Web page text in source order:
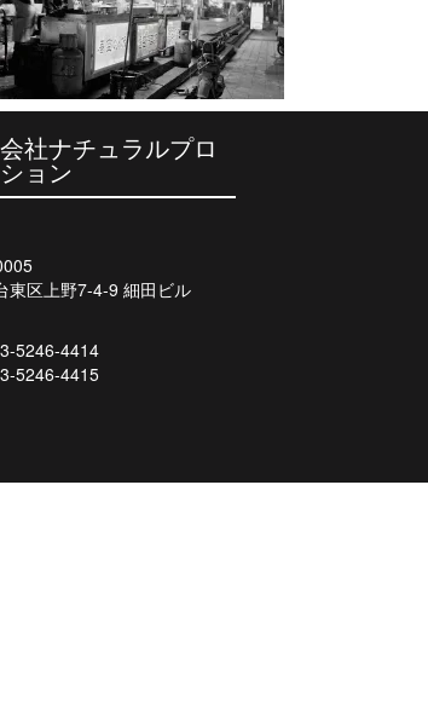
社ナチュラルプロ
ョン
東区上野7-4-9 細田ビル
5246-4414
5246-4415